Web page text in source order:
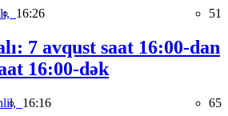
16:26 51
7 avqust saat 16:00-dan
16:00-dək
16:16 65